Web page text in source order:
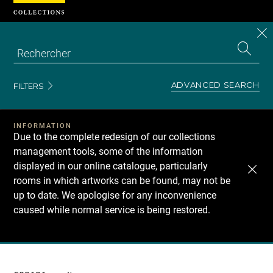
FILTERS ADVANCED SEARCH
INFORMATION
Due to the complete redesign of our collections
management tools, some of the information
displayed in our online catalogue, particularly
rooms in which artworks can be found, may not be
up to date. We apologise for any inconvenience
caused while normal service is being restored.
Recherche
Cookies management panel